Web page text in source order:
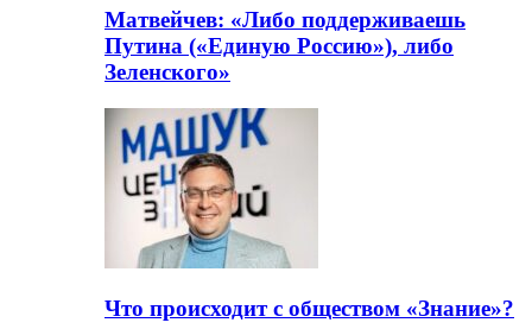
Матвейчев: «Либо поддерживаешь
Путина («Единую Россию»), либо
Зеленского»
Что происходит с обществом «Знание»?